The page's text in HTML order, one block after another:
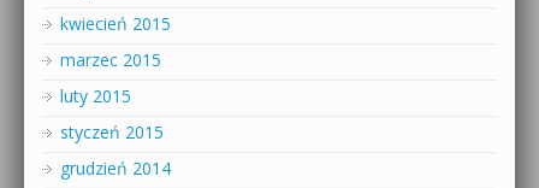
kwiecień 2015
marzec 2015
luty 2015
styczeń 2015
grudzień 2014